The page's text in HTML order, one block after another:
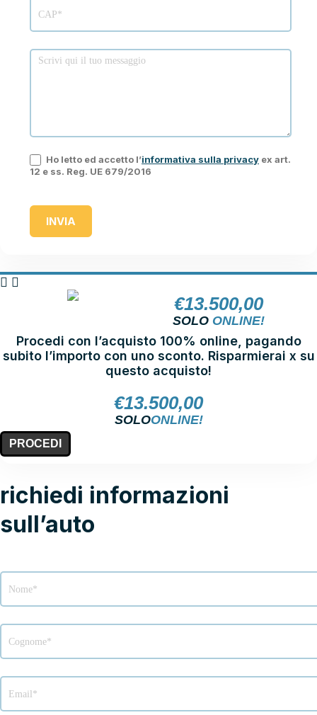
Ho letto ed accetto l’informativa sulla privacy ex art.
12 e ss. Reg. UE 679/2016
INVIA
€13.500,00
SOLO ONLINE!
Procedi con l’acquisto 100% online, pagando
subito l’importo con uno sconto. Risparmierai x su
questo acquisto!
PROCEDI
€13.500,00
SOLOONLINE!
richiedi informazioni
sull’auto
richiesta
info
veicolo